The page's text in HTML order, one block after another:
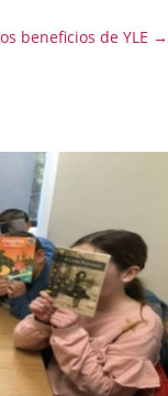
beneficios de YLE →